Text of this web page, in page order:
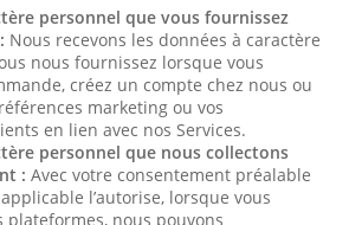
personnel que vous fournissez
Nous recevons les données à caractère
nous fournissez lorsque vous
créez un compte chez nous ou
marketing ou vos
en lien avec nos Services.
personnel que nous collectons
: Avec votre consentement préalable
l’autorise, lorsque vous
plateformes, nous pouvons